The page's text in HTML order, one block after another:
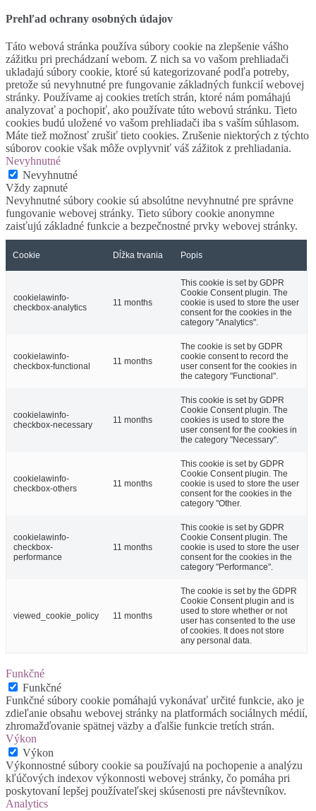
Prehľad ochrany osobných údajov
Táto webová stránka používa súbory cookie na zlepšenie vášho
zážitku pri prechádzaní webom. Z nich sa vo vašom prehliadači
ukladajú súbory cookie, ktoré sú kategorizované podľa potreby,
pretože sú nevyhnutné pre fungovanie základných funkcií webovej
stránky. Používame aj cookies tretích strán, ktoré nám pomáhajú
analyzovať a pochopiť, ako používate túto webovú stránku. Tieto
cookies budú uložené vo vašom prehliadači iba s vaším súhlasom.
Máte tiež možnosť zrušiť tieto cookies. Zrušenie niektorých z týchto
súborov cookie však môže ovplyvniť váš zážitok z prehliadania.
Nevyhnutné
Nevyhnutné
Vždy zapnuté
Nevyhnutné súbory cookie sú absolútne nevyhnutné pre správne
fungovanie webovej stránky. Tieto súbory cookie anonymne
zaisťujú základné funkcie a bezpečnostné prvky webovej stránky.
Cookie Dĺžka trvania Popis
cookielawinfo-
checkbox-analytics
11 months
This cookie is set by GDPR
Cookie Consent plugin. The
cookie is used to store the user
consent for the cookies in the
category "Analytics".
cookielawinfo-
checkbox-functional
11 months
The cookie is set by GDPR
cookie consent to record the
user consent for the cookies in
the category "Functional".
cookielawinfo-
checkbox-necessary
11 months
This cookie is set by GDPR
Cookie Consent plugin. The
cookies is used to store the
user consent for the cookies in
the category "Necessary".
cookielawinfo-
checkbox-others
11 months
This cookie is set by GDPR
Cookie Consent plugin. The
cookie is used to store the user
consent for the cookies in the
category "Other.
cookielawinfo-
checkbox-
performance
11 months
This cookie is set by GDPR
Cookie Consent plugin. The
cookie is used to store the user
consent for the cookies in the
category "Performance".
viewed_cookie_policy 11 months
The cookie is set by the GDPR
Cookie Consent plugin and is
used to store whether or not
user has consented to the use
of cookies. It does not store
any personal data.
Funkčné
Funkčné
Funkčné súbory cookie pomáhajú vykonávať určité funkcie, ako je
zdieľanie obsahu webovej stránky na platformách sociálnych médií,
zhromažďovanie spätnej väzby a ďalšie funkcie tretích strán.
Výkon
Výkon
Výkonnostné súbory cookie sa používajú na pochopenie a analýzu
kľúčových indexov výkonnosti webovej stránky, čo pomáha pri
poskytovaní lepšej používateľskej skúsenosti pre návštevníkov.
Analytics